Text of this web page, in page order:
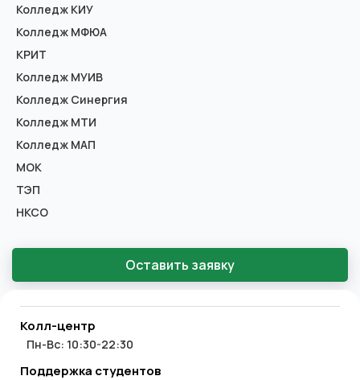
Колледж КИУ
Колледж МФЮА
КРИТ
Колледж МУИВ
Колледж Синергия
Колледж МТИ
Колледж МАП
МОК
ТЭП
НКСО
Оставить заявку
Колл-центр
Пн-Вс: 10:30-22:30
Поддержка студентов